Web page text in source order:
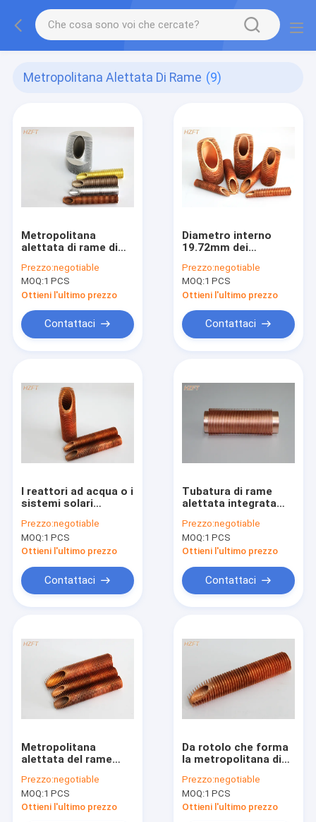
Metropolitana Alettata Di Rame (9)
Metropolitana
alettata di rame di
corrosione adatta a
caldaie di
condensazione
Prezzo:negotiable
MOQ:1 PCS
Ottieni l'ultimo prezzo
Contattaci
Diametro interno
19.72mm dei
metropolitana
alettata del
montaggio di
resistenza di rame
bassa calda di
vibrazione
Prezzo:negotiable
MOQ:1 PCS
Ottieni l'ultimo prezzo
Contattaci
I reattori ad acqua o i
sistemi solari
energetico flessibile
della metropolitana
alettata
Prezzo:negotiable
MOQ:1 PCS
Ottieni l'ultimo prezzo
Contattaci
Tubatura di rame
alettata integrata
raffreddamento della
miniera e le torri di
raffreddamento 55
Prezzo:negotiable
MOQ:1 PCS
Ottieni l'ultimo prezzo
Contattaci
Metropolitana
alettata del rame
condensatori del gas
di combustione per
gli scopi di
Prezzo:negotiable
MOQ:1 PCS
Ottieni l'ultimo prezzo
Da rotolo che forma
la metropolitana di
processo per il
dispositivo di
raffreddamento della
Prezzo:negotiable
MOQ:1 PCS
Ottieni l'ultimo prezzo